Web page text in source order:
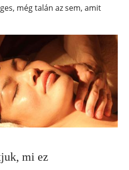
még talán az sem, amit
mi ez